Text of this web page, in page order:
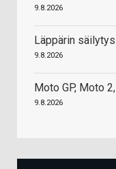
9.8.2026
Läppärin
9.8.2026
Moto GP, Moto
9.8.2026